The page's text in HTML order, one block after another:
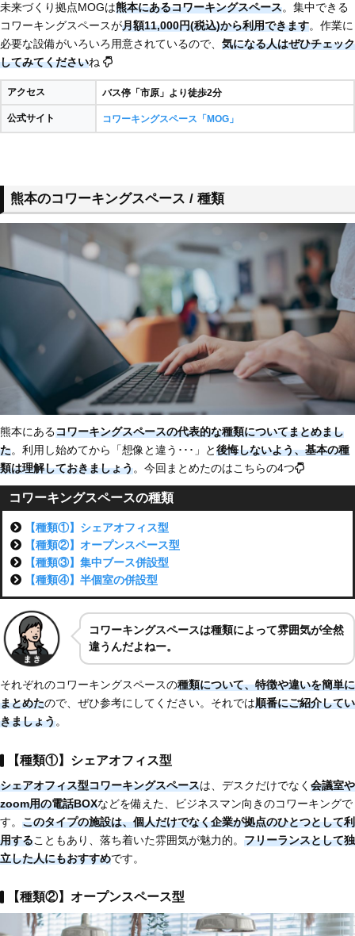
未来づくり拠点MOGは熊本にあるコワーキングスペース。集中できる
コワーキングスペースが月額11,000円(税込)から利用できます。作業に
必要な設備がいろいろ用意されているので、 気になる人はぜひチェック
してみてくださいね
アクセス バス停「市原」より徒歩2分
公式サイト コワーキングスペース「MOG」
熊本のコワーキングスペース / 種類
熊本にあるコワーキングスペースの代表的な種類についてまとめまし
た。利用し始めてから「想像と違う･･･」と後悔しないよう、基本の種
類は理解しておきましょう。今回まとめたのはこちらの4つ
コワーキングスペースの種類
【種類①】シェアオフィス型
【種類②】オープンスペース型
【種類③】集中ブース併設型
【種類④】半個室の併設型
コワーキングスペースは種類によって雰囲気が全然
違うんだよねー。
それぞれのコワーキングスペースの種類について、特徴や違いを簡単に
まとめたので、ぜひ参考にしてください。それでは順番にご紹介してい
きましょう。
【種類①】シェアオフィス型
シェアオフィス型コワーキングスペースは、デスクだけでなく 会議室や
zoom用の電話BOXなどを備えた、ビジネスマン向きのコワーキングで
す。 このタイプの施設は、個人だけでなく企業が拠点のひとつとして利
用することもあり、落ち着いた雰囲気が魅力的。 フリーランスとして独
立した人にもおすすめです。
【種類②】オープンスペース型